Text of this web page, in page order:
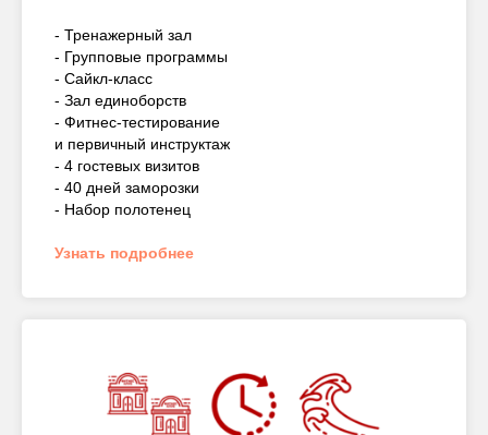
- Тренажерный зал
- Групповые программы
- Сайкл-класс
- Зал единоборств
- Фитнес-тестирование
и первичный инструктаж
- 4 гостевых визитов
- 40 дней заморозки
- Набор полотенец
Узнать подробнее